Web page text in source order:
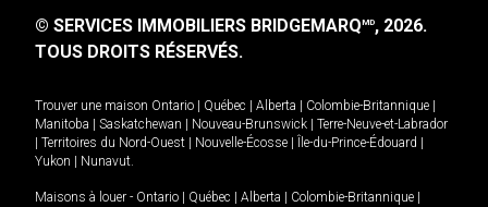
© SERVICES IMMOBILIERS BRIDGEMARQMD, 2026.
TOUS DROITS RÉSERVÉS.
Trouver une maison Ontario Québec Alberta Colombie-Britannique
Manitoba
Saskatchewan Nouveau-Brunswick
Terre-Neuve-et-Labrador
Territoires du Nord-Ouest Nouvelle-Écosse Île-du-Prince-Édouard
Yukon
Nunavut.
Maisons à louer - Ontario Québec Alberta Colombie-Britannique